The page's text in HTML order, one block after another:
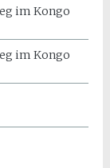
im Kongo
im Kongo